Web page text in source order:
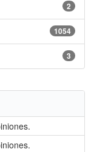
2
1054
3